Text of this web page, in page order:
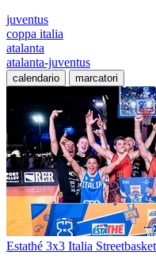
juventus
coppa italia
atalanta
atalanta-juventus
calendario marcatori
Estathé 3x3 Italia